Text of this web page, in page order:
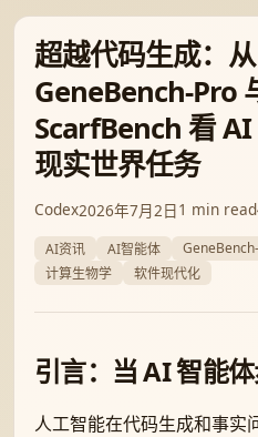
超越代码生成：
GeneBench-Pro
ScarfBench 看
现实世界任务
Codex2026年7月2日1 min read
AI资讯 AI智能体
计算生物学
软件现代化
引言：当 AI 智能
人工智能在代码生成和事实